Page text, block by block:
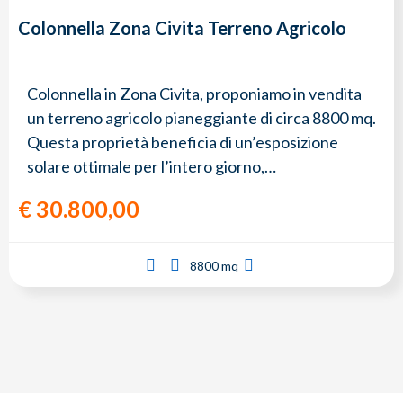
Colonnella Zona Civita Terreno Agricolo
Colonnella in Zona Civita, proponiamo in vendita
un terreno agricolo pianeggiante di circa 8800 mq.
Questa proprietà beneficia di un’esposizione
solare ottimale per l’intero giorno,…
€ 30.800,00
8800 mq